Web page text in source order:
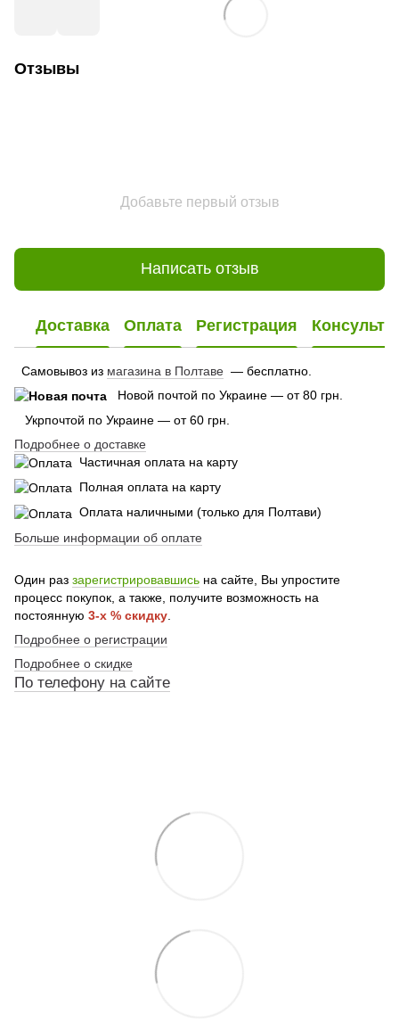
Отзывы
Добавьте первый отзыв
Написать отзыв
Доставка Оплата Регистрация
Самовывоз из магазина в Полтаве — бесплатно.
Новой почтой по Украине — от 80 грн.
Укрпочтой по Украине — от 60 грн.
Подробнее о доставке
Частичная оплата на карту
Полная оплата на карту
Оплата наличными (только для Полтави)
Больше информации об оплате
Один раз зарегистрировавшись на сайте, Вы упростите
процесс покупок, а также, получите возможность на
постоянную 3-х % скидку
Подробнее о регистрации
Подробнее о скидке
По телефону на сайте